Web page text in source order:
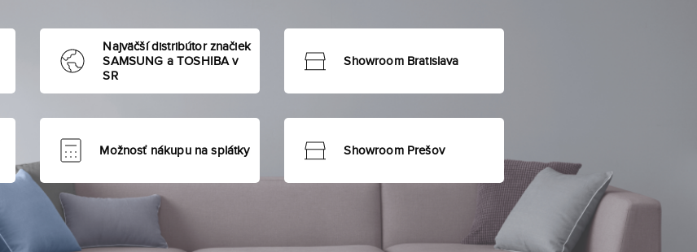
Najväčší distribútor značiek
SAMSUNG a TOSHIBA v
SR
Showroom Bratislava
Možnosť nákupu na splátky Showroom Prešov